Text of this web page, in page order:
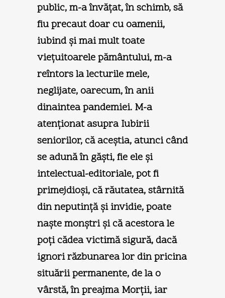
public, m-a învăţat, în schimb, să
fiu precaut doar cu oamenii,
iubind şi mai mult toate
vieţuitoarele pământului, m-a
reîntors la lecturile mele,
neglijate, oarecum, în anii
dinaintea pandemiei. M-a
atenţionat asupra Iubirii
seniorilor, că aceştia, atunci când
se adună în găşti, fie ele şi
intelectual-editoriale, pot fi
primejdioşi, că răutatea, stârnită
din neputinţă şi invidie, poate
naşte monştri şi că acestora le
poţi cădea victimă sigură, dacă
ignori răzbunarea lor din pricina
situării permanente, de la o
vârstă, în preajma Morţii, iar